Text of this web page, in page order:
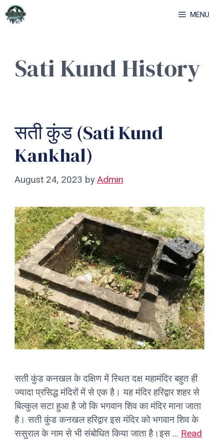
Skip
to
MENU
Sati Kund History
सती कुंड (Sati Kund
Kankhal)
August 24, 2023 by Admin
सती कुंड कनखल के दक्षिण में स्थित दक्ष महामंदिर बहुत ही
ज्यादा प्रसिद्ध मंदिरों में से एक है। यह मंदिर हरिद्वार शहर से
बिल्कुल सटा हुआ है जो कि भगवान शिव का मंदिर माना जाता
है। सती कुंड कनखल हरिद्वार इस मंदिर को भगवान शिव के
ससुराल के नाम से भी संबोधित किया जाता है।इस … Read